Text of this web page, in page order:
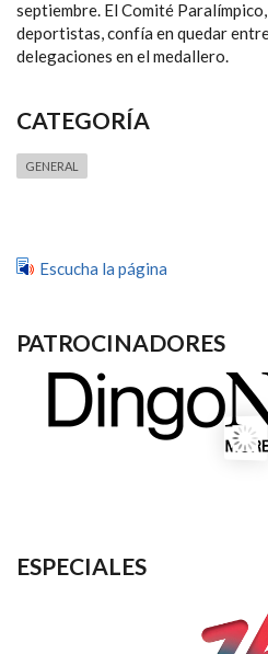
septiembre. El Comité
deportistas, confía en quedar
delegaciones en el medallero.
CATEGORÍA
GENERAL
Escucha la página
PATROCINADORES
ESPECIALES